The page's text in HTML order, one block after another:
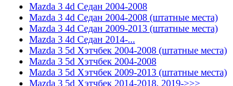
Mazda 3 4d Седан 2004-2008
Mazda 3 4d Седан 2004-2008 (штатные места)
Mazda 3 4d Седан 2009-2013 (штатные места)
Mazda 3 4d Седан 2014-...
Mazda 3 5d Хэтчбек 2004-2008 (штатные места)
Mazda 3 5d Хэтчбек 2004-2008
Mazda 3 5d Хэтчбек 2009-2013 (штатные места)
Mazda 3 5d Хэтчбек 2014-2018, 2019->>>